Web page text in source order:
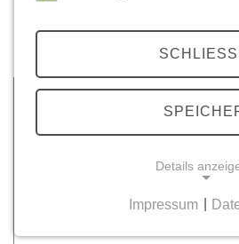
Protestchronik.
Details
Impressum